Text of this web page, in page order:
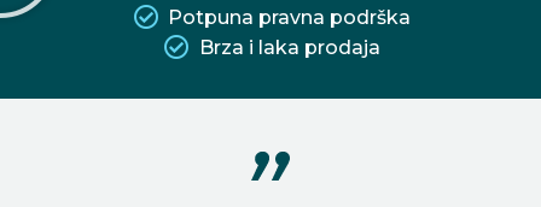
Potpuna pravna podrška
Brza i laka prodaja